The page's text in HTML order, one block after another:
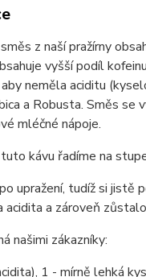
z naší pražírny
vyšší podíl
neměla aciditu
a Robusta. Směs se
mléčné nápoje.
kávu řadíme na
upražení, tudíž si
acidita a zároveň
našimi zákazníky:
1 - mírně lehká